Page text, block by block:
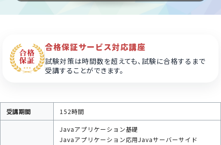
合格保証サービス対応講座
試験対策は時間数を超えても、試験に合格するまで
受講することができます。
受講期間 152時間
Javaアプリケーション基礎
Javaアプリケーション応用Javaサーバーサイド